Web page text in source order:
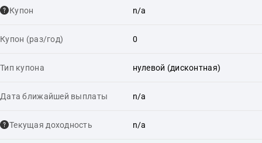
Купон n/a
Купон (раз/год) 0
Тип купона нулевой (дисконтная)
Дата ближайшей выплаты n/a
Текущая доходность n/a